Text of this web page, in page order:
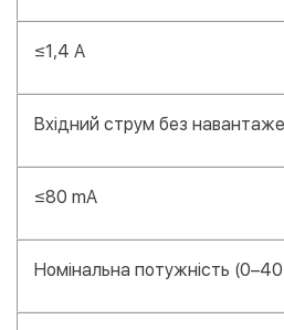
≤1,4 А
Вхідний струм без
≤80 mA
Номінальна потужність (0–40